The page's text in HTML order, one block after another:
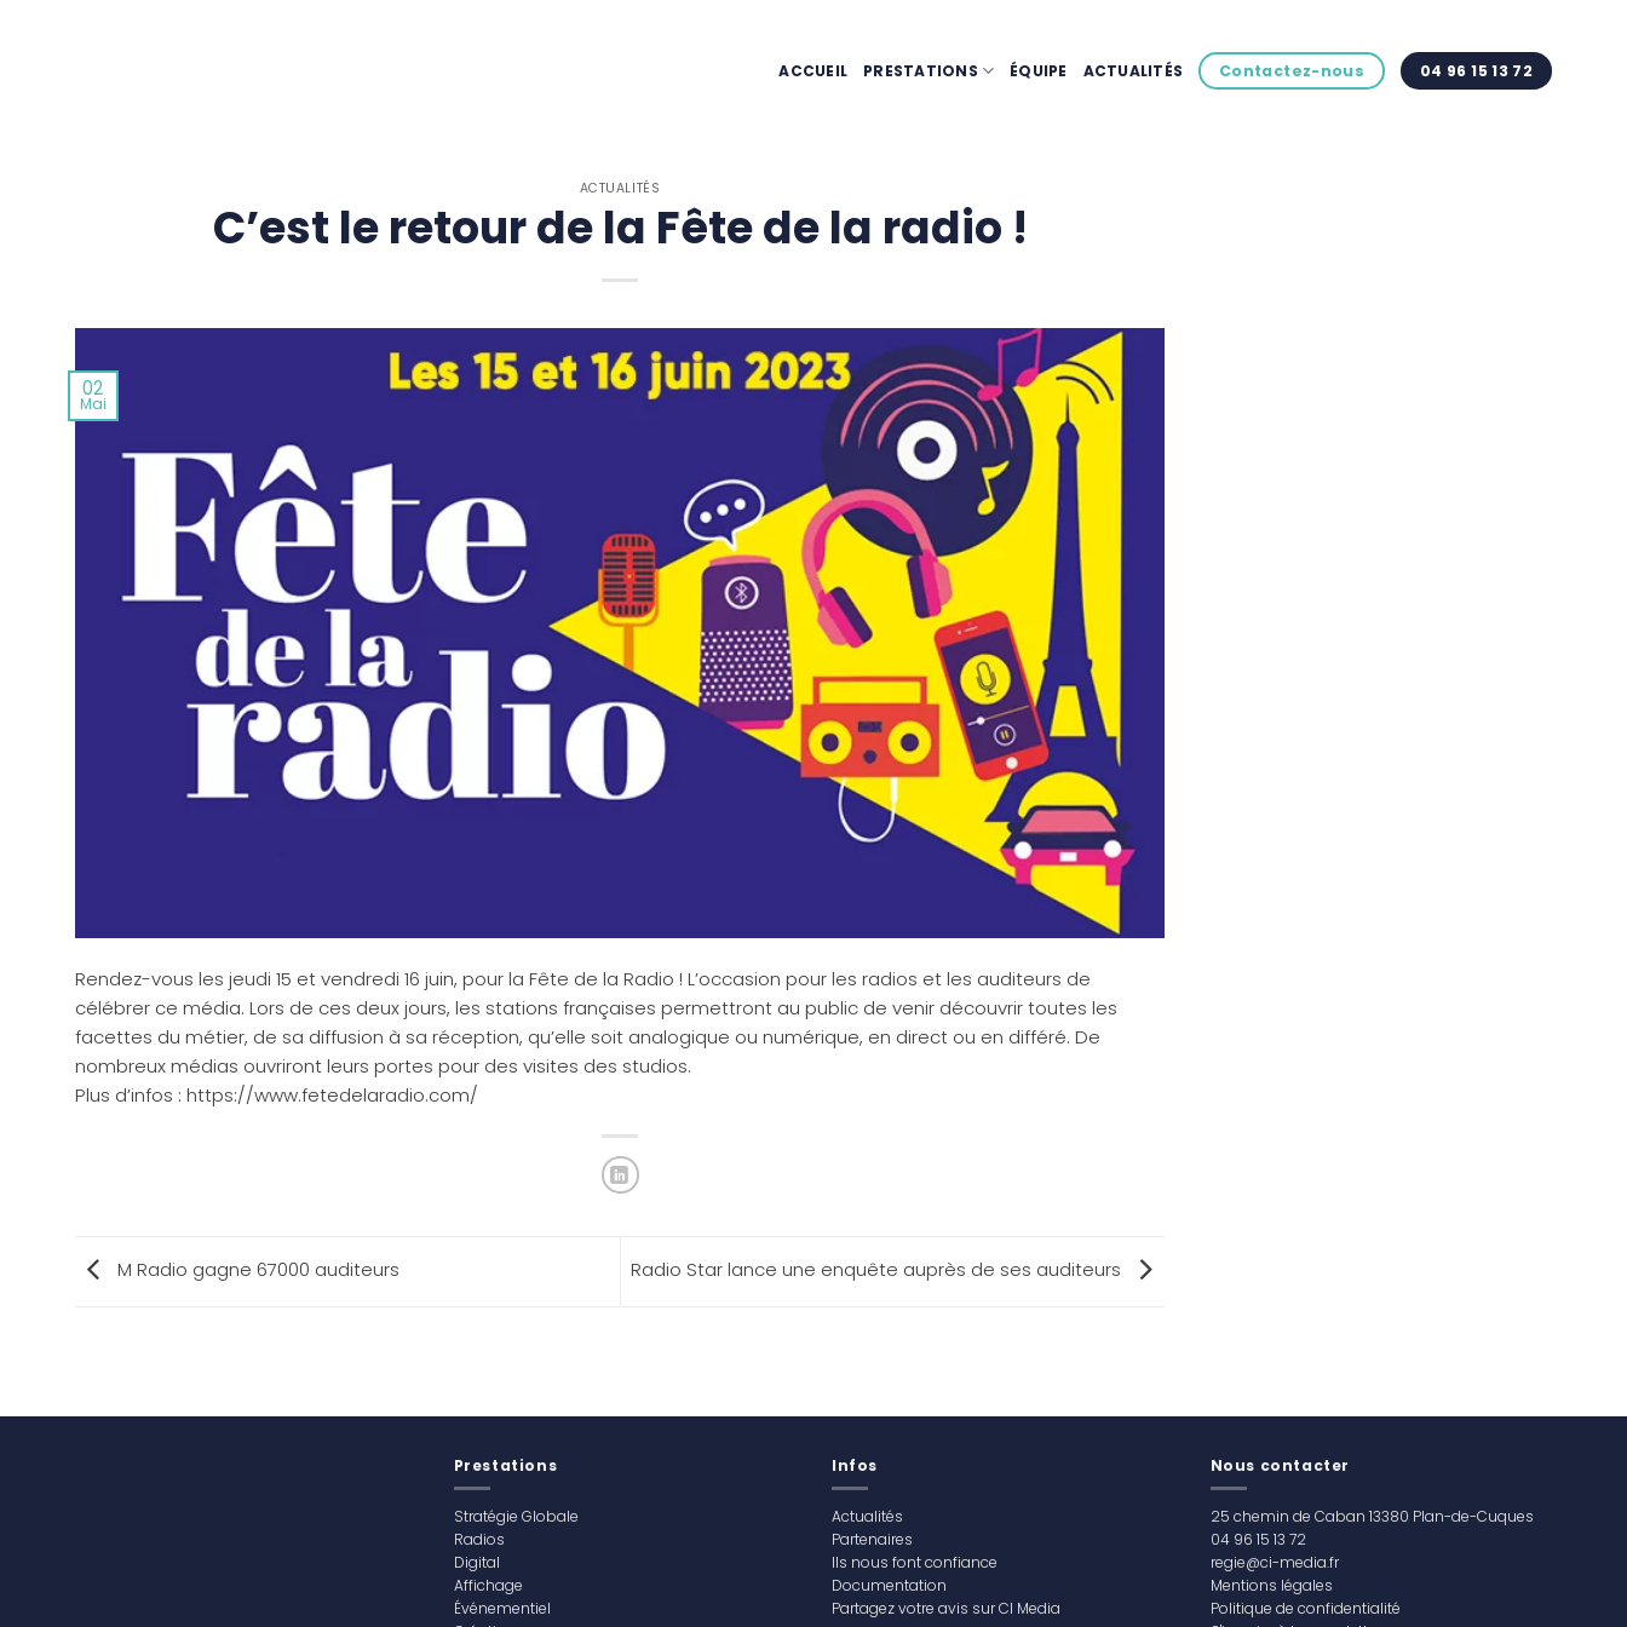
ACCUEIL PRESTATIONS ÉQUIPE ACTUALITÉS Contactez-nous 04 96 15 13 72
ACTUALITÉS
C’est le retour de la Fête de la radio !
02
Mai
Rendez-vous les jeudi 15 et vendredi 16 juin, pour la Fête de la Radio ! L’occasion pour les radios et les auditeurs de
célébrer ce média. Lors de ces deux jours, les stations françaises permettront au public de venir découvrir toutes les
facettes du métier, de sa diffusion à sa réception, qu’elle soit analogique ou numérique, en direct ou en différé. De
nombreux médias ouvriront leurs portes pour des visites des studios.
Plus d’infos : https://www.fetedelaradio.com/
M Radio gagne 67000 auditeurs Radio Star lance une enquête auprès de ses auditeurs
Prestations
Stratégie Globale
Radios
Digital
Affichage
Événementiel
Infos
Actualités
Partenaires
Ils nous font confiance
Documentation
Partagez votre avis sur CI Media
Nous contacter
25 chemin de Caban 13380 Plan-de-Cuques
04 96 15 13 72
regie@ci-media.fr
Mentions légales
Politique de confidentialité